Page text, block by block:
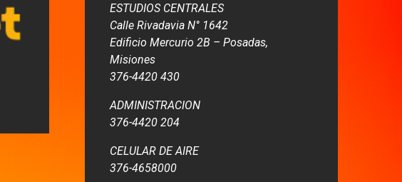
ESTUDIOS CENTRALES
Calle Rivadavia N° 1642
Edificio Mercurio 2B – Posadas,
Misiones
376-4420 430
ADMINISTRACION
376-4420 204
CELULAR DE AIRE
376-4658000